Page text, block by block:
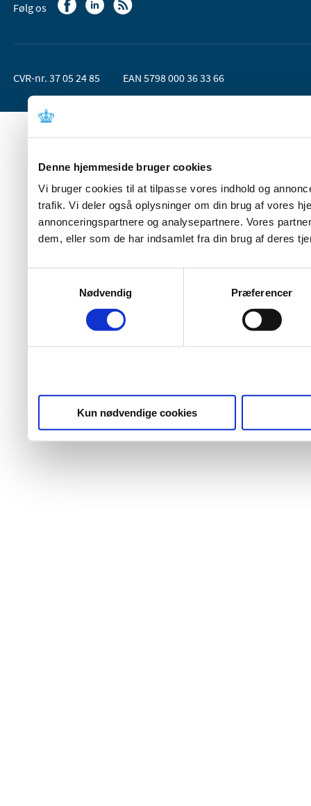
Denne hjemmeside bruger cookies
Vi bruger cookies til at tilpasse vores indhold og
trafik. Vi deler også oplysninger om din brug af vores
annonceringspartnere og analysepartnere. Vores
dem, eller som de har indsamlet fra din brug af deres
Nødvendig
Præferencer
Kun nødvendige cookies
Følg os
CVR-nr. 37 05 24 85 EAN 5798 000 36 33 66